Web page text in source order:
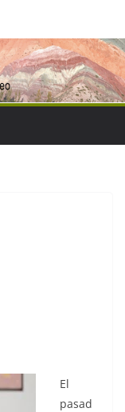
El
pasad